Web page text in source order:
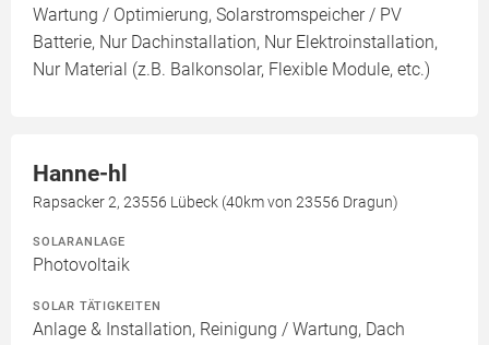
Wartung / Optimierung, Solarstromspeicher / PV
Batterie, Nur Dachinstallation, Nur Elektroinstallation,
Nur Material (z.B. Balkonsolar, Flexible Module, etc.)
Hanne-hl
Rapsacker 2, 23556 Lübeck (40km von 23556 Dragun)
SOLARANLAGE
Photovoltaik
SOLAR TÄTIGKEITEN
Anlage & Installation, Reinigung / Wartung, Dach